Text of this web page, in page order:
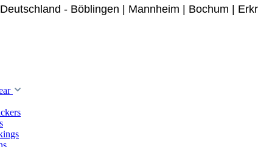
- Böblingen | Mannheim | Bochum |